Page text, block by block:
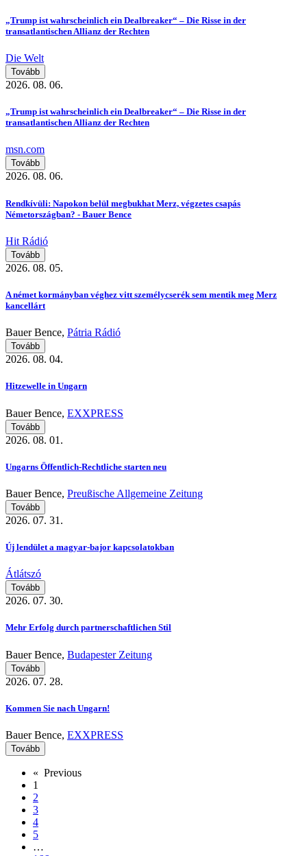
„Trump ist wahrscheinlich ein Dealbreaker“ – Die Risse in der
transatlantischen Allianz der Rechten
Die Welt
Tovább
2026. 08. 06.
„Trump ist wahrscheinlich ein Dealbreaker“ – Die Risse in der
transatlantischen Allianz der Rechten
msn.com
Tovább
2026. 08. 06.
Rendkívüli: Napokon belül megbukhat Merz, végzetes csapás
Németországban? - Bauer Bence
Hit Rádió
Tovább
2026. 08. 05.
A német kormányban véghez vitt személycserék sem mentik meg Merz
kancellárt
Bauer Bence, Pátria Rádió
Tovább
2026. 08. 04.
Hitzewelle in Ungarn
Bauer Bence, EXXPRESS
Tovább
2026. 08. 01.
Ungarns Öffentlich-Rechtliche starten neu
Bauer Bence, Preußische Allgemeine Zeitung
Tovább
2026. 07. 31.
Új lendület a magyar-bajor kapcsolatokban
Átlátszó
Tovább
2026. 07. 30.
Mehr Erfolg durch partnerschaftlichen Stil
Bauer Bence, Budapester Zeitung
Tovább
2026. 07. 28.
Kommen Sie nach Ungarn!
Bauer Bence, EXXPRESS
Tovább
« Previous
1
2
3
4
5
…